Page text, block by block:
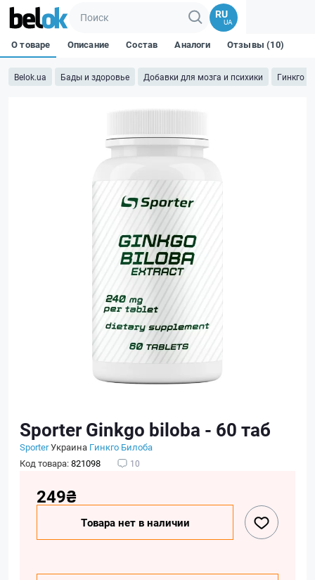
RU
UA
Belok.ua Бады и здоровье Добавки для мозга и психики Гинкго
О товаре Описание Состав Аналоги Отзывы (10)
Sporter Ginkgo biloba - 60 таб
SporterУкраина Гинкго Билоба
Код товара:821098 10
249₴
Товара нет в наличии